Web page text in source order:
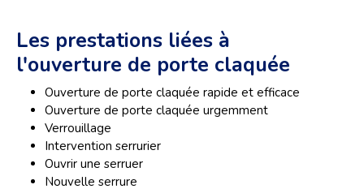
Les prestations liées à
l'ouverture de porte claquée
Ouverture de porte claquée rapide et efficace
Ouverture de porte claquée urgemment
Verrouillage
Intervention serrurier
Ouvrir une serruer
Nouvelle serrure